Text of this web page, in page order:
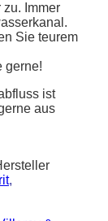
Immer
Sie teurem
gerne!
ist
aus
,